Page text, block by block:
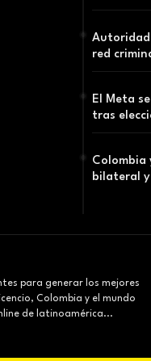
red
El Meta
tras
Colombia
bilateral
para generar los mejores
Colombia y el mundo
de latinoamérica...